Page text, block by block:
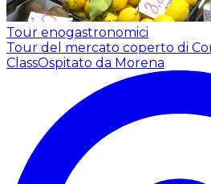
Tour enogastronomici
Tour del mercato coperto di
ClassOspitato da Morena